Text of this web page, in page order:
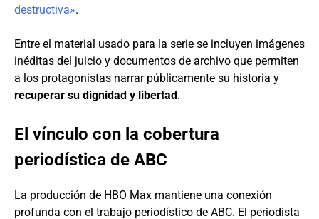
destructiva».
Entre el material usado para la serie se incluyen imágenes
inéditas del juicio y documentos de archivo que permiten
a los protagonistas narrar públicamente su historia y
recuperar su dignidad y libertad.
El vínculo con la cobertura
periodística de ABC
La producción de HBO Max mantiene una conexión
profunda con el trabajo periodístico de ABC. El periodista